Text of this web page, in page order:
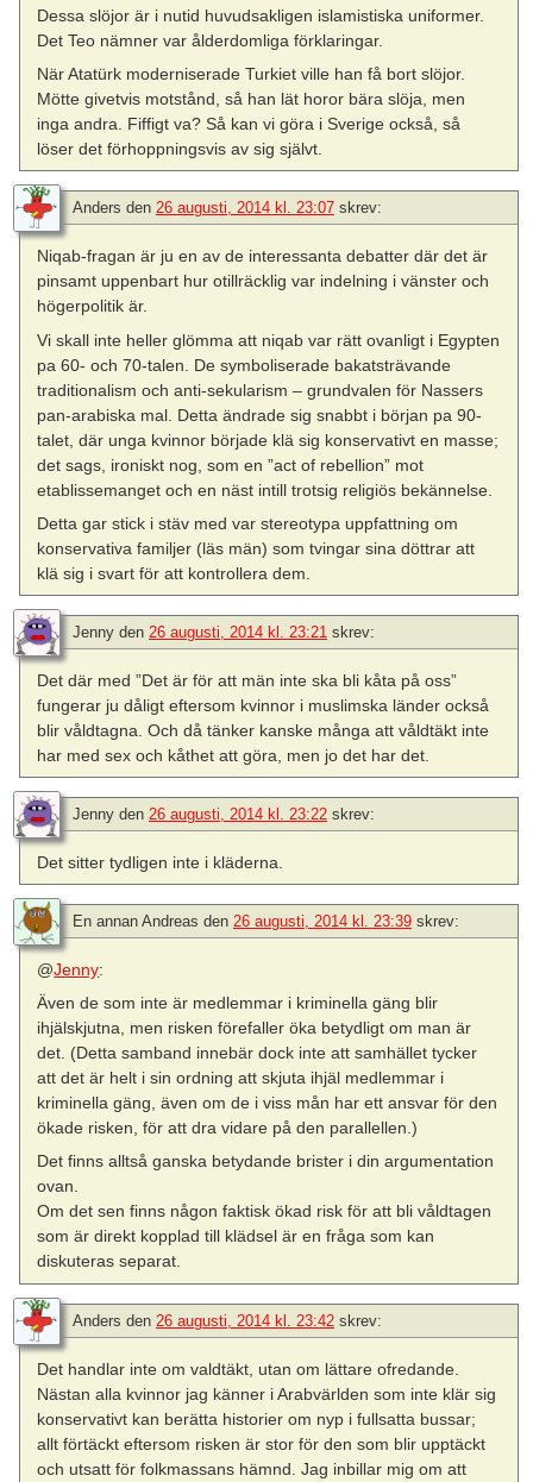
Dessa slöjor är i nutid huvudsakligen islamistiska uniformer.
Det Teo nämner var ålderdomliga förklaringar.
När Atatürk moderniserade Turkiet ville han få bort slöjor.
Mötte givetvis motstånd, så han lät horor bära slöja, men
inga andra. Fiffigt va? Så kan vi göra i Sverige också, så
löser det förhoppningsvis av sig självt.
Anders den 26 augusti, 2014 kl. 23:07 skrev:
Niqab-fragan är ju en av de interessanta debatter där det är
pinsamt uppenbart hur otillräcklig var indelning i vänster och
högerpolitik är.
Vi skall inte heller glömma att niqab var rätt ovanligt i Egypten
pa 60- och 70-talen. De symboliserade bakatsträvande
traditionalism och anti-sekularism – grundvalen för Nassers
pan-arabiska mal. Detta ändrade sig snabbt i början pa 90-
talet, där unga kvinnor började klä sig konservativt en masse;
det sags, ironiskt nog, som en ”act of rebellion” mot
etablissemanget och en näst intill trotsig religiös bekännelse.
Detta gar stick i stäv med var stereotypa uppfattning om
konservativa familjer (läs män) som tvingar sina döttrar att
klä sig i svart för att kontrollera dem.
Jenny den 26 augusti, 2014 kl. 23:21 skrev:
Det där med ”Det är för att män inte ska bli kåta på oss”
fungerar ju dåligt eftersom kvinnor i muslimska länder också
blir våldtagna. Och då tänker kanske många att våldtäkt inte
har med sex och kåthet att göra, men jo det har det.
Jenny den 26 augusti, 2014 kl. 23:22 skrev:
Det sitter tydligen inte i kläderna.
En annan Andreas den 26 augusti, 2014 kl. 23:39 skrev:
@Jenny:
Även de som inte är medlemmar i kriminella gäng blir
ihjälskjutna, men risken förefaller öka betydligt om man är
det. (Detta samband innebär dock inte att samhället tycker
att det är helt i sin ordning att skjuta ihjäl medlemmar i
kriminella gäng, även om de i viss mån har ett ansvar för den
ökade risken, för att dra vidare på den parallellen.)
Det finns alltså ganska betydande brister i din argumentation
ovan.
Om det sen finns någon faktisk ökad risk för att bli våldtagen
som är direkt kopplad till klädsel är en fråga som kan
diskuteras separat.
Anders den 26 augusti, 2014 kl. 23:42 skrev:
Det handlar inte om valdtäkt, utan om lättare ofredande.
Nästan alla kvinnor jag känner i Arabvärlden som inte klär sig
konservativt kan berätta historier om nyp i fullsatta bussar;
allt förtäckt eftersom risken är stor för den som blir upptäckt
och utsatt för folkmassans hämnd. Jag inbillar mig om att